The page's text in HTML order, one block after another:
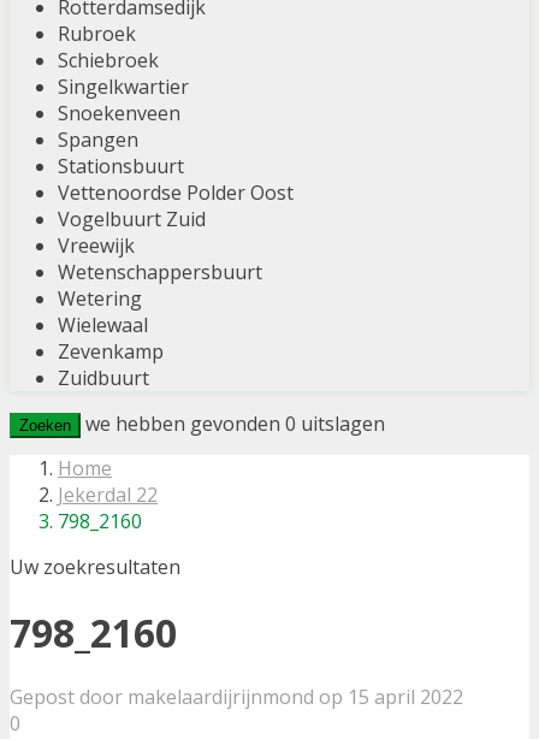
Rotterdamsedijk
Rubroek
Schiebroek
Singelkwartier
Snoekenveen
Spangen
Stationsbuurt
Vettenoordse Polder Oost
Vogelbuurt Zuid
Vreewijk
Wetenschappersbuurt
Wetering
Wielewaal
Zevenkamp
Zuidbuurt
Zoeken we hebben gevonden 0 uitslagen
Home
Jekerdal 22
798_2160
Uw zoekresultaten
798_2160
Gepost door makelaardijrijnmond op 15 april 2022
0